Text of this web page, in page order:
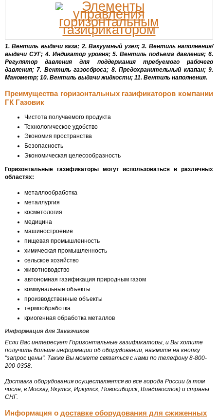
1. Вентиль выдачи газа; 2. Вакуумный узел; 3. Вентиль наполнения/
выдачи СУГ; 4. Индикатор уровня; 5. Вентиль подъема давления; 6.
Регулятор давления для поддержания требуемого рабочего
давления; 7. Вентиль газосброса; 8. Предохранительный клапан; 9.
Манометр; 10. Вентиль выдачи жидкости; 11. Вентиль наполнения.
Преимущества горизонтальных газификаторов компании
ГК Газовик
Чистота получаемого продукта
Технологическое удобство
Экономия пространства
Безопасность
Экономическая целесообразность
Горизонтальные газификаторы могут использоваться в различных
областях:
металлообработка
металлургия
косметология
медицина
машиностроение
пищевая промышленность
химическая промышленность
сельское хозяйство
животноводство
автономная газификация природным газом
коммунальные объекты
производственные объекты
термообработка
криогенная обработка металлов
Информация для Заказчиков
Если Вас интересует Горизонтальные газификаторы, и Вы хотите
получить больше информации об оборудовании, нажмите на кнопку
"запрос цены". Также Вы можете связаться с нами по телефону 8-800-
200-0358.
Доставка оборудования осуществляется во все города России (в том
числе, в Москву, Якутск, Иркутск, Новосибирск, Владивосток) и страны
СНГ.
Информация о доставке оборудования для сжиженных